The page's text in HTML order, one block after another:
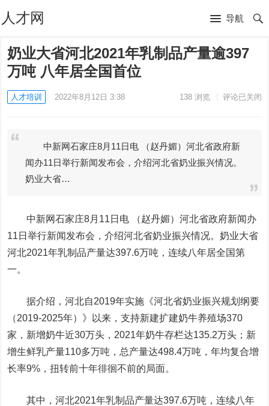
人才网 导航
奶业大省河北2021年乳制品产量逾397
万吨 八年居全国首位
人才培训 2022年8月12日 3:38 138浏览 评论已关闭
中新网石家庄8月11日电 （赵丹媚）河北省政府新
闻办11日举行新闻发布会，介绍河北省奶业振兴情况。
奶业大省…
中新网石家庄8月11日电 （赵丹媚）河北省政府新闻办
11日举行新闻发布会，介绍河北省奶业振兴情况。奶业大省
河北2021年乳制品产量达397.6万吨，连续八年居全国第
一。
据介绍，河北自2019年实施《河北省奶业振兴规划纲要
（2019-2025年）》以来，支持新建扩建奶牛养殖场370
家，新增奶牛近30万头，2021年奶牛存栏达135.2万头；新
增生鲜乳产量110多万吨，总产量达498.4万吨，年均复合增
长率9%，扭转前十年徘徊不前的局面。
其中，河北2021年乳制品产量达397.6万吨，连续八年